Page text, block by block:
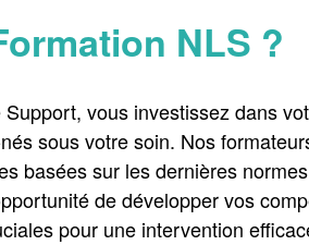
NLS ?
vous investissez dans
sous votre soin. Nos
basées sur les dernières
de développer vos
pour une intervention